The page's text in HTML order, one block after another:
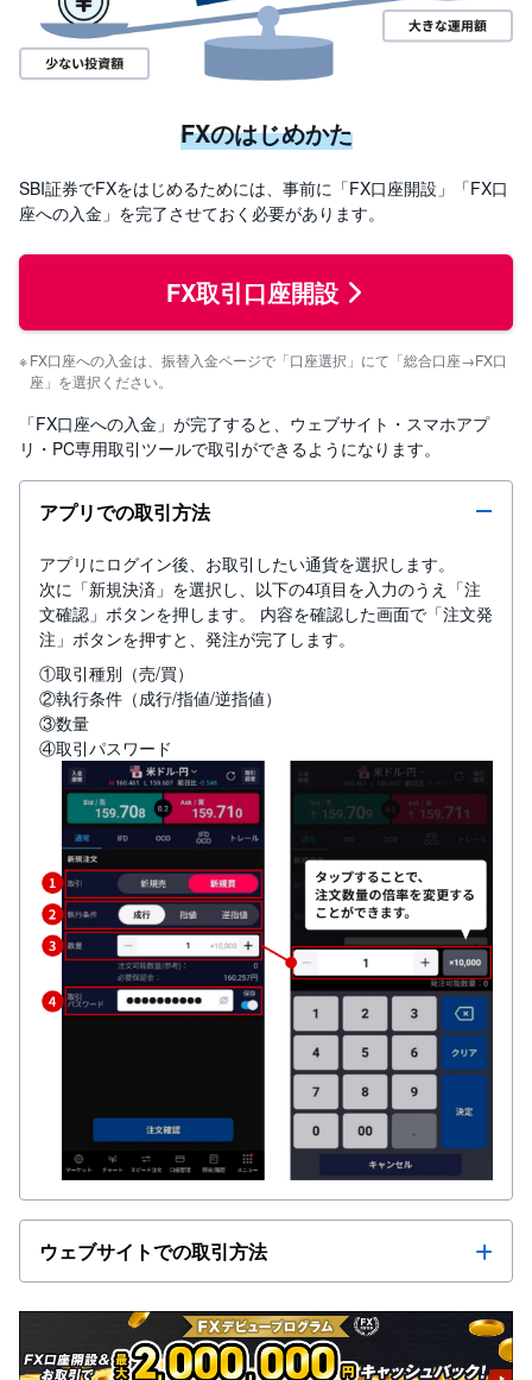
FXのはじめかた
SBI証券でFXをはじめるためには、事前に「FX口座開設」「FX口
座への入金」を完了させておく必要があります。
FX取引口座開設
FX口座への入金は、振替入金ページで「口座選択」にて「総合口座→FX口
座」を選択ください。
「FX口座への入金」が完了すると、ウェブサイト・スマホアプ
リ・PC専用取引ツールで取引ができるようになります。
アプリでの取引方法
アプリにログイン後、お取引したい通貨を選択します。
次に「新規決済」を選択し、以下の4項目を入力のうえ「注
文確認」ボタンを押します。 内容を確認した画面で「注文発
注」ボタンを押すと、発注が完了します。
①取引種別（売/買）
②執行条件（成行/指値/逆指値）
③数量
④取引パスワード
ウェブサイトでの取引方法